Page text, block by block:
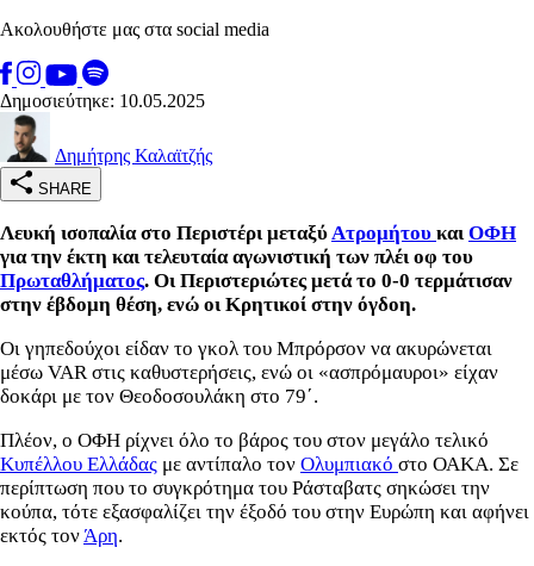
Ακολουθήστε μας στα social media
Δημοσιεύτηκε: 10.05.2025
Δημήτρης Καλαϊτζής
SHARE
Λευκή ισοπαλία στο Περιστέρι μεταξύΑτρομήτου καιΟΦΗ
για την έκτη και τελευταία αγωνιστική των πλέι οφ του
Πρωταθλήματος. Οι Περιστεριώτες μετά το 0-0 τερμάτισαν
στην έβδομη θέση, ενώ οι Κρητικοί στην όγδοη.
Οι γηπεδούχοι είδαν το γκολ του Μπρόρσον να ακυρώνεται
μέσω VAR στις καθυστερήσεις, ενώ οι «ασπρόμαυροι» είχαν
δοκάρι με τον Θεοδοσουλάκη στο 79΄.
Πλέον, ο ΟΦΗ ρίχνει όλο το βάρος του στον μεγάλο τελικό
Κυπέλλου Ελλάδας με αντίπαλο τον Ολυμπιακό στο ΟΑΚΑ. Σε
περίπτωση που το συγκρότημα του Ράσταβατς σηκώσει την
κούπα, τότε εξασφαλίζει την έξοδό του στην Ευρώπη και αφήνει
εκτός τονΆρη.